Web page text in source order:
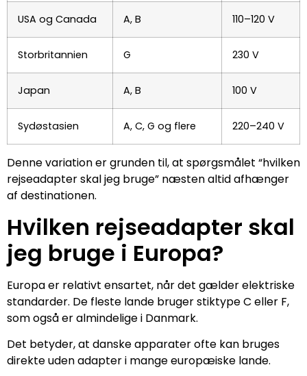
USA og Canada A, B 110–120 V
Storbritannien G 230 V
Japan A, B 100 V
Sydøstasien A, C, G og flere 220–240 V
Denne variation er grunden til, at spørgsmålet “hvilken
rejseadapter skal jeg bruge” næsten altid afhænger
af destinationen.
Hvilken rejseadapter skal
jeg bruge i Europa?
Europa er relativt ensartet, når det gælder elektriske
standarder. De fleste lande bruger stiktype C eller F,
som også er almindelige i Danmark.
Det betyder, at danske apparater ofte kan bruges
direkte uden adapter i mange europæiske lande.